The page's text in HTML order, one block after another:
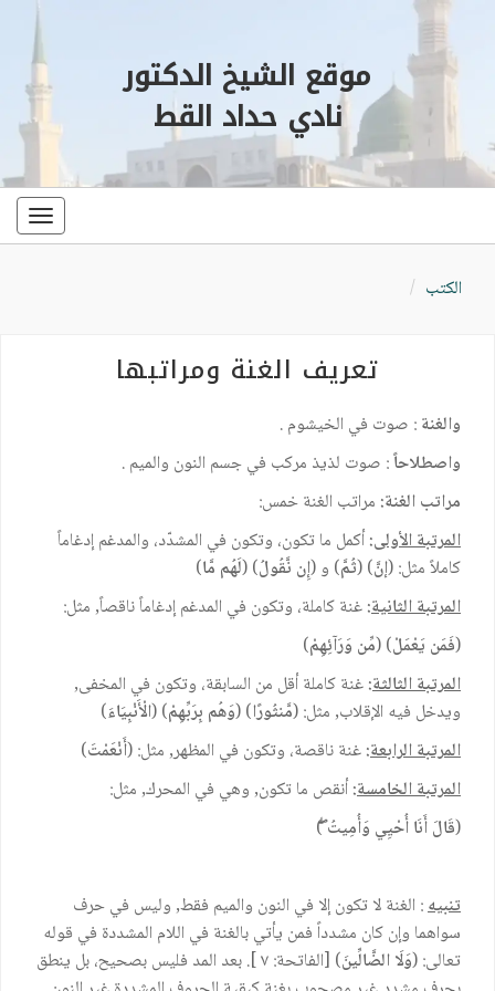
موقع الشيخ الدكتور
نادي حداد القط
الكتب
تعريف الغنة ومراتبها
والغنة: صوت في الخيشوم .
واصطلاحاً: صوت لذيذ مركب في جسم النون والميم .
مراتب الغنة: مراتب الغنة خمس:
المرتبة الأولى:أكمل ما تكون، وتكون في المشدّد، والمدغم إدغاماً
كاملاً مثل: (إنَّ) (ثُمَّ) و (إِن نَّقُولُ) (لَهُم مَّا)
المرتبة الثانية:غنة كاملة، وتكون في المدغم إدغاماً ناقصاً, مثل:
(فَمَن يَعْمَلْ) (مِّن وَرَآئِهِمْ)
المرتبة الثالثة:غنة كاملة أقل من السابقة، وتكون في المخفى,
ويدخل فيه الإقلاب, مثل: (مَّنثُورًا) (وَهُم بِرَبِّهِمْ) (الْأَنْبِيَاءَ)
المرتبة الرابعة:غنة ناقصة، وتكون في المظهر, مثل: (أَنْعَمْتَ)
المرتبة الخامسة:أنقص ما تكون, وهي في المحرك, مثل:
(قَالَ أَنَا أُحْيِي وَأُمِيتُ ۖ)
تنبيه: الغنة لا تكون إلا في النون والميم فقط, وليس في حرف
سواهما وإن كان مشدداً فمن يأتي بالغنة في اللام المشددة في قوله
تعالى: (وَلَا الضَّالِّينَ
) [الفاتحة: ٧ ]. بعد المد فليس بصحيح، بل ينطق